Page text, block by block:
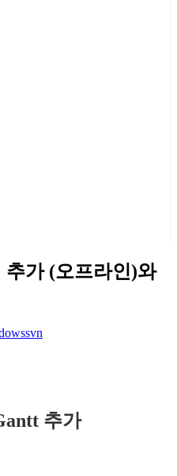
추가 (오프라인)와
svn
추가